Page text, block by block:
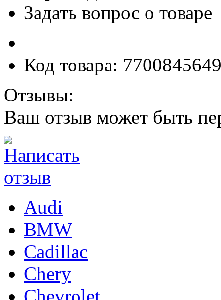
Задать вопрос о товаре
Код товара: 7700845649
Отзывы:
Ваш отзыв может быть
Audi
BMW
Cadillac
Chery